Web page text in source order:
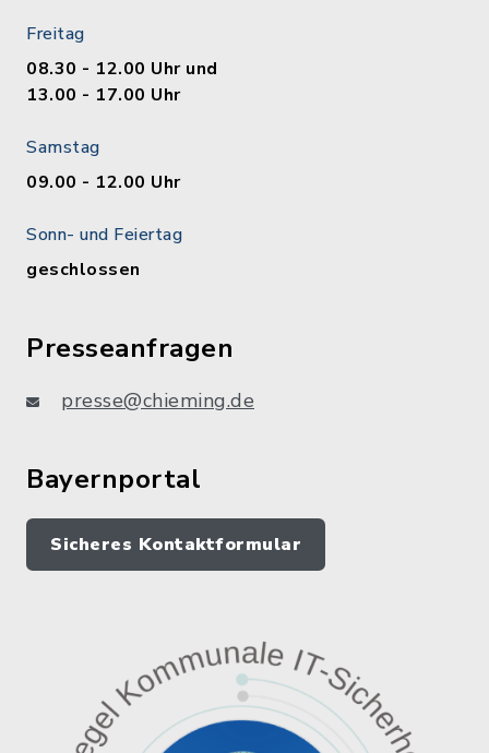
Freitag
08.30 - 12.00 Uhr und
13.00 - 17.00 Uhr
Samstag
09.00 - 12.00 Uhr
Sonn- und Feiertag
geschlossen
Presseanfragen
presse@chieming.de
Bayernportal
Sicheres Kontaktformular